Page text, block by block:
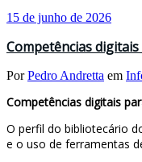
15 de junho de 2026
Competências
PorPedro Andretta em
Competências digitais
O perfil do bibliotecário
e o uso de ferramentas